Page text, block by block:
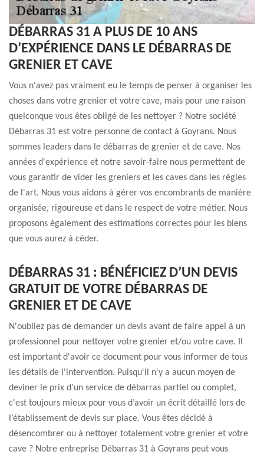
DÉBARRAS 31 A PLUS DE 10 ANS
D’EXPÉRIENCE DANS LE DÉBARRAS DE
GRENIER ET CAVE
Vous n'avez pas vraiment eu le temps de penser à organiser les
choses dans votre grenier et votre cave, mais pour une raison
quelconque vous êtes obligé de les nettoyer ? Notre société
Débarras 31 est votre personne de contact à Goyrans. Nous
sommes leaders dans le débarras de grenier et de cave. Nos
années d'expérience et notre savoir-faire nous permettent de
vous garantir de vider les greniers et les caves dans les règles
de l'art. Nous vous aidons à gérer vos encombrants de manière
organisée, rigoureuse et dans le respect de votre métier. Nous
proposons également des estimations correctes pour les biens
que vous aurez à céder.
DÉBARRAS 31 : BÉNÉFICIEZ D’UN DEVIS
GRATUIT DE VOTRE DÉBARRAS DE
GRENIER ET DE CAVE
N'oubliez pas de demander un devis avant de faire appel à un
professionnel pour nettoyer votre grenier et/ou votre cave. Il
est important d'avoir ce document pour vous informer de tous
les détails de l'intervention. Puisqu'il n'y a aucun moyen de
deviner le prix d’un service de débarras partiel ou complet,
c'est toujours mieux pour vous d’avoir un écrit détaillé lors de
l’établissement de devis sur place. Vous êtes décidé à
désencombrer ou à nettoyer totalement votre grenier et votre
cave ? Notre entreprise Débarras 31 à Goyrans peut vous